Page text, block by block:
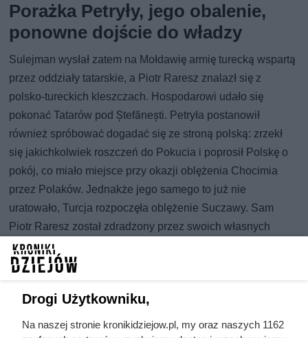
Porażka Petryły, jego obalenie,
ponowne dojście do władzy
Sulejman wysłał zatem na Mołdawię armię turecką wspartą
przez oddziały tatarskie, a Piotr Raresz znalazł się z
polsko-tureckich kleszczach. Hospodarowi udało się
pokonać Tatarów pod Ștefănești. Petryła postanowił
również spróbować dogadać się ze stroną polską: zrzekł
się jakichkolwiek roszczeń do Pokucia i poprosił Polskę o
pokój, co miało miejsce przy okazji oblężenia Chocimia
przez Polaków. Jednakże jego samego to już nie
uratowało, Turcja rozpoczęła oblężenie Suczawy. Sam
Piotr Raresz został zdradzony przez swoich własnych
podwładnych, którzy zgodzili się na narzuconego przez
Turcję władcę i, obawiając się o życie, ratował się ucieczką
W międzyczasie jednak w 1540 roku bojarzy mołdawscy
zamordowali wyznaczonego przez Turcję władcę, co
Drogi Użytkowniku,
Na naszej stronie kronikidziejow.pl, my oraz naszych 1162